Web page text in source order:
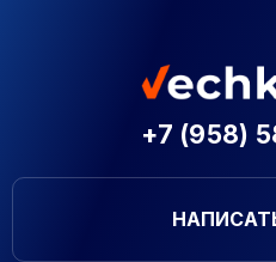
+7 (958)